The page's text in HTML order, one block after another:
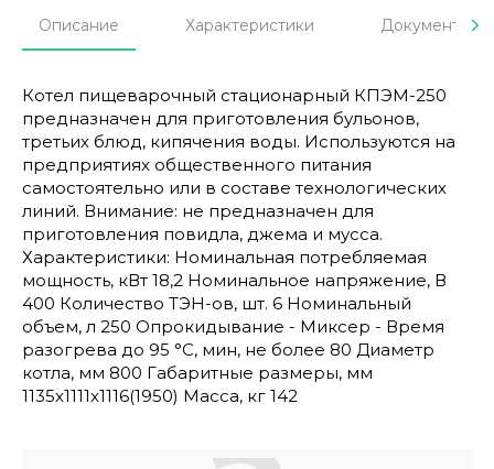
Описание Характеристики Документы
Котел пищеварочный стационарный КПЭМ-250
предназначен для приготовления бульонов,
третьих блюд, кипячения воды. Используются на
предприятиях общественного питания
самостоятельно или в составе технологических
линий. Внимание: не предназначен для
приготовления повидла, джема и мусса.
Характеристики: Номинальная потребляемая
мощность, кВт 18,2 Номинальное напряжение, В
400 Количество ТЭН-ов, шт. 6 Номинальный
объем, л 250 Опрокидывание - Миксер - Время
разогрева до 95 °C, мин, не более 80 Диаметр
котла, мм 800 Габаритные размеры, мм
1135x1111x1116(1950) Масса, кг 142